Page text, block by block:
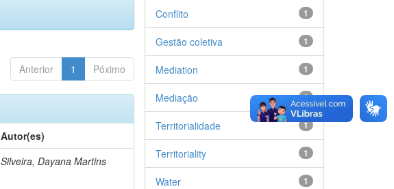
Anterior 1 Póximo
Autor(es)
Silveira, Dayana Martins
1
Conflito
1
Gestão coletiva
1
Mediation
1
Mediação
1
Territorialidade
1
Territoriality
1
Water